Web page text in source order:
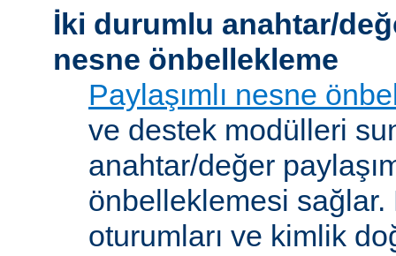
İki durumlu anahtar/
nesne önbellekleme
Paylaşımlı nesne
ve destek modülleri
anahtar/değer
önbelleklemesi
oturumları ve kimlik